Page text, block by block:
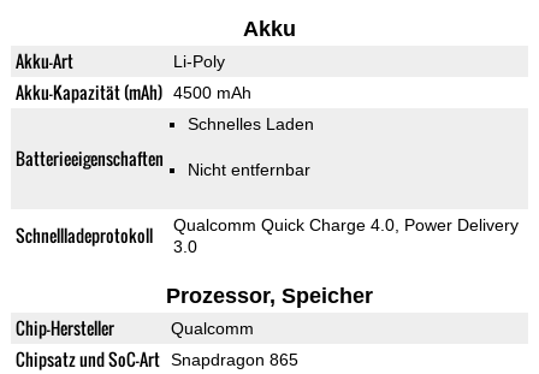
Akku
Akku-Art Li-Poly
Akku-Kapazität (mAh) 4500 mAh
Batterieeigenschaften
Schnelles Laden
Nicht entfernbar
Schnellladeprotokoll
Qualcomm Quick Charge 4.0, Power Delivery
3.0
Prozessor, Speicher
Chip-Hersteller Qualcomm
Chipsatz und SoC-Art Snapdragon 865